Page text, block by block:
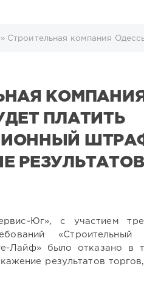
» Строительная компания
КОМПАНИЯ
ПЛАТИТЬ
РЕЗУЛЬТАТОВ
Юг», с участием
«Строительный
Лайф» было отказано в
результатов